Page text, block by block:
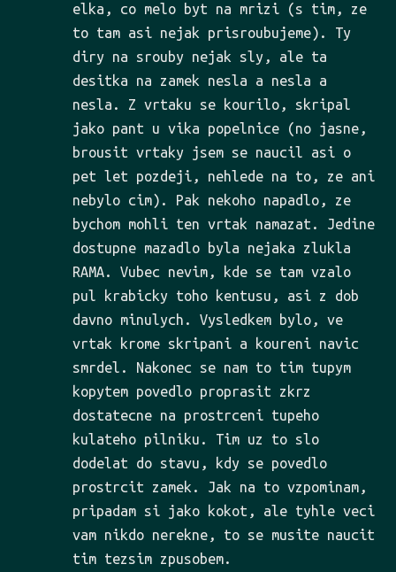
elka, co melo byt na mrizi (s tim, ze
to tam asi nejak prisroubujeme). Ty
diry na srouby nejak sly, ale ta
desitka na zamek nesla a nesla a
nesla. Z vrtaku se kourilo, skripal
jako pant u vika popelnice (no jasne,
brousit vrtaky jsem se naucil asi o
pet let pozdeji, nehlede na to, ze ani
nebylo cim). Pak nekoho napadlo, ze
bychom mohli ten vrtak namazat. Jedine
dostupne mazadlo byla nejaka zlukla
RAMA. Vubec nevim, kde se tam vzalo
pul krabicky toho kentusu, asi z dob
davno minulych. Vysledkem bylo, ve
vrtak krome skripani a koureni navic
smrdel. Nakonec se nam to tim tupym
kopytem povedlo proprasit zkrz
dostatecne na prostrceni tupeho
kulateho pilniku. Tim uz to slo
dodelat do stavu, kdy se povedlo
prostrcit zamek. Jak na to vzpominam,
pripadam si jako kokot, ale tyhle veci
vam nikdo nerekne, to se musite naucit
tim tezsim zpusobem.